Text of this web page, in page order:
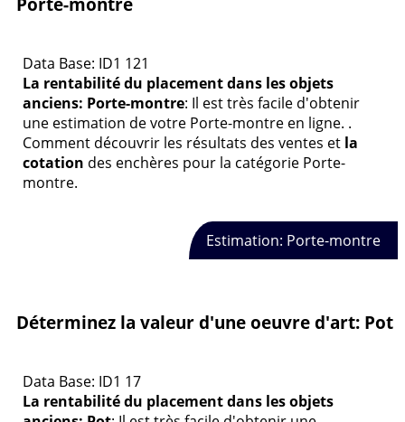
Data Base: ID1 121
La rentabilité du placement dans les objets
anciens: Porte-montre: Il est très facile d'obtenir
une estimation de votre Porte-montre en ligne. .
Comment découvrir les résultats des ventes et la
cotation des enchères pour la catégorie Porte-
montre.
Estimation: Porte-montre
Déterminez la valeur d'une oeuvre d'art: Pot
Data Base: ID1 17
La rentabilité du placement dans les objets